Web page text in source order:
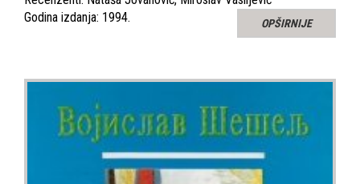
Godina izdanja: 1994.
OPŠIRNIJE